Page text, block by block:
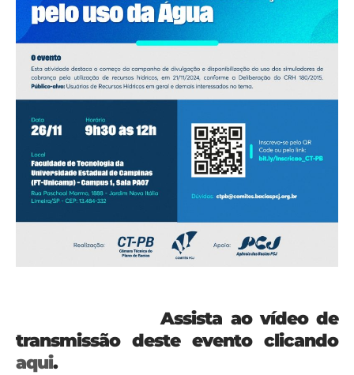
Assista ao vídeo de
transmissão deste evento clicando
aqui.